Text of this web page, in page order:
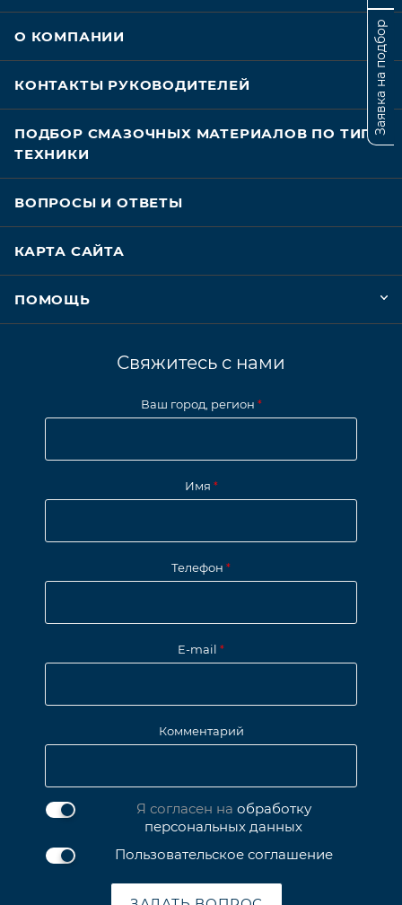
О КОМПАНИИ
КОНТАКТЫ РУКОВОДИТЕЛЕЙ
ПОДБОР СМАЗОЧНЫХ МАТЕРИАЛОВ ПО ТИПУ
ТЕХНИКИ
ВОПРОСЫ И ОТВЕТЫ
КАРТА САЙТА
ПОМОЩЬ
Свяжитесь с нами
Ваш город, регион *
Имя *
Телефон *
E-mail *
Комментарий
Я согласен на обработку
персональных данных
Пользовательское соглашение
Заявка на подбор